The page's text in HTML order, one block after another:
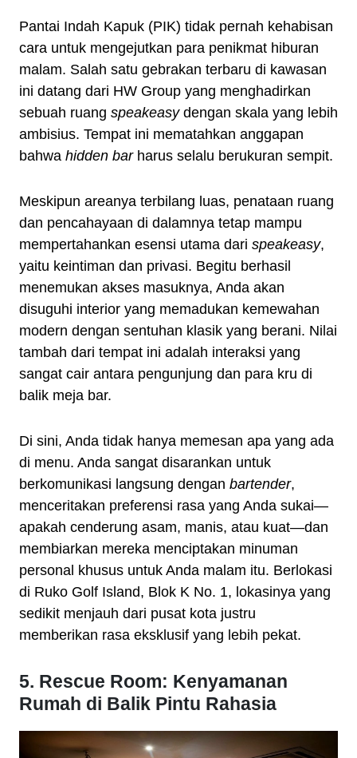
Pantai Indah Kapuk (PIK) tidak pernah kehabisan
cara untuk mengejutkan para penikmat hiburan
malam. Salah satu gebrakan terbaru di kawasan
ini datang dari HW Group yang menghadirkan
sebuah ruang speakeasydengan skala yang lebih
ambisius. Tempat ini mematahkan anggapan
bahwa hidden barharus selalu berukuran sempit.
Meskipun areanya terbilang luas, penataan ruang
dan pencahayaan di dalamnya tetap mampu
mempertahankan esensi utama dari speakeasy,
yaitu keintiman dan privasi. Begitu berhasil
menemukan akses masuknya, Anda akan
disuguhi interior yang memadukan kemewahan
modern dengan sentuhan klasik yang berani. Nilai
tambah dari tempat ini adalah interaksi yang
sangat cair antara pengunjung dan para kru di
balik meja bar.
Di sini, Anda tidak hanya memesan apa yang ada
di menu. Anda sangat disarankan untuk
berkomunikasi langsung dengan bartender,
menceritakan preferensi rasa yang Anda sukai—
apakah cenderung asam, manis, atau kuat—dan
membiarkan mereka menciptakan minuman
personal khusus untuk Anda malam itu. Berlokasi
di Ruko Golf Island, Blok K No. 1, lokasinya yang
sedikit menjauh dari pusat kota justru
memberikan rasa eksklusif yang lebih pekat.
5. Rescue Room: Kenyamanan
Rumah di Balik Pintu Rahasia